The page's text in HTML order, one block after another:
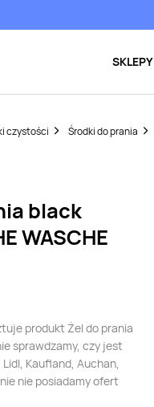
SKLEPY
czystości Środki do prania
black
WASCHE
produkt Żel do prania
sprawdzamy, czy jest
Kaufland, Auchan,
nie posiadamy ofert